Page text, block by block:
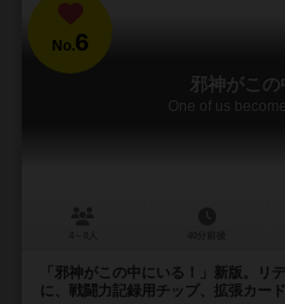
No.6
邪神がこの
One of us
「邪神がこの中にいる！」新版。リ
に、戦闘力記録用チップ、拡張カー